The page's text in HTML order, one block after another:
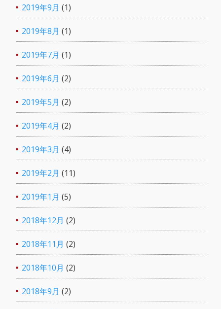
2019年9月 (1)
2019年8月 (1)
2019年7月 (1)
2019年6月 (2)
2019年5月 (2)
2019年4月 (2)
2019年3月 (4)
2019年2月 (11)
2019年1月 (5)
2018年12月 (2)
2018年11月 (2)
2018年10月 (2)
2018年9月 (2)